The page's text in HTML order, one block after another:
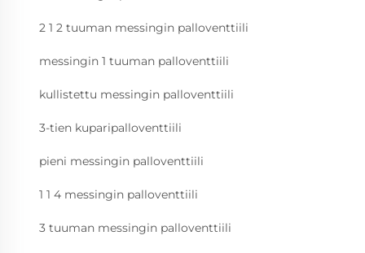
2 1 2 tuuman messingin palloventtiili
messingin 1 tuuman palloventtiili
kullistettu messingin palloventtiili
3-tien kuparipalloventtiili
pieni messingin palloventtiili
1 1 4 messingin palloventtiili
3 tuuman messingin palloventtiili